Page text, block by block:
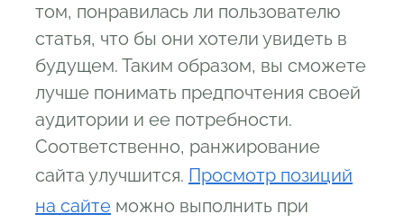
том, понравилась ли пользователю
статья, что бы они хотели увидеть в
будущем. Таким образом, вы сможете
лучше понимать предпочтения своей
аудитории и ее потребности.
Соответственно, ранжирование
сайта улучшится. Просмотр позиций
на сайте можно выполнить при